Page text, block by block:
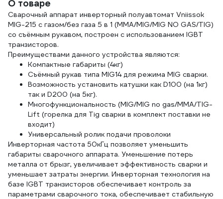
О товаре
Сварочный аппарат инверторный полуавтомат Vniissok
MIG-215 с газом/без газа 5 в 1 (ММА/MIG/MIG NO GAS/TIG)
со съёмным рукавом, построен с использованием IGBT
транзисторов.
Преимуществами данного устройства являются:
Компактные габариты (4кг)
Съёмный рукав типа MIG14 для режима MIG сварки.
Возможность установить катушки как D100 (на 1кг)
так и D200 (на 5кг).
Многофункциональность (MIG/MIG no gas/MMA/TIG-
Lift (горелка для Tig сварки в комплект поставки не
входит)
Универсальный ролик подачи проволоки
Инверторная частота 50кГц позволяет уменьшить
габариты сварочного аппарата. Уменьшение потерь
металла от брызг, увеличивает эффективность сварки и
уменьшает затраты энергии. Инверторная технология на
базе IGBT транзисторов обеспечивает контроль за
параметрами сварочного тока, обеспечивает стабильную